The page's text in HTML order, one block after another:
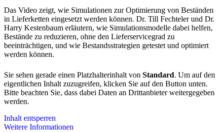
Das Video zeigt, wie Simulationen zur Optimierung von Beständen
in Lieferketten eingesetzt werden können. Dr. Till Fechteler und Dr.
Harry Kestenbaum erläutern, wie Simulationsmodelle dabei helfen,
Bestände zu reduzieren, ohne den Lieferservicegrad zu
beeinträchtigen, und wie Bestandsstrategien getestet und optimiert
werden können.
Sie sehen gerade einen Platzhalterinhalt von Standard. Um auf den
eigentlichen Inhalt zuzugreifen, klicken Sie auf den Button unten.
Bitte beachten Sie, dass dabei Daten an Drittanbieter weitergegeben
werden.
Inhalt entsperren
Weitere Informationen